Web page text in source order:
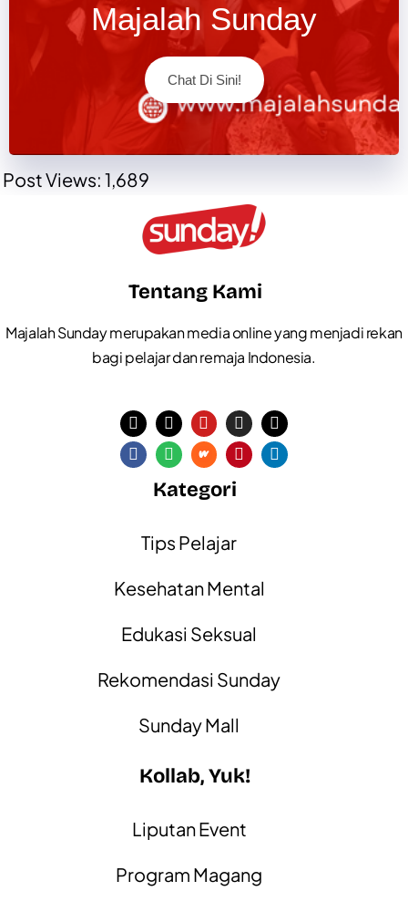
Majalah Sunday
Chat Di Sini!
Post Views: 1,689
Tentang Kami
Majalah Sunday merupakan media online yang menjadi rekan
bagi pelajar dan remaja Indonesia.
Kategori
Tips Pelajar
Kesehatan Mental
Edukasi Seksual
Rekomendasi Sunday
Sunday Mall
Kollab, Yuk!
Liputan Event
Program Magang